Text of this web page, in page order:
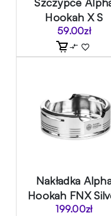
Hookah X S
59.00zł
Nakładka
Hookah FNX
199.00zł